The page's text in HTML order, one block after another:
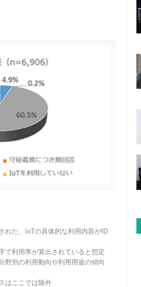
れた、IoTの具体的な利用内容がID
で利用率が算出されていると想定
野別の利用動向や利用用途の傾向
はここでは除外